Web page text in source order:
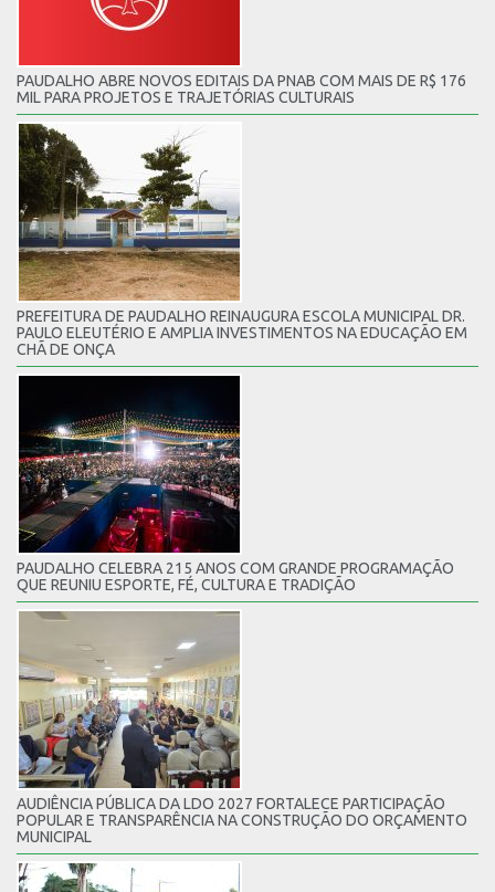
PAUDALHO ABRE NOVOS EDITAIS DA PNAB COM MAIS DE R$ 176
MIL PARA PROJETOS E TRAJETÓRIAS CULTURAIS
PREFEITURA DE PAUDALHO REINAUGURA ESCOLA MUNICIPAL DR.
PAULO ELEUTÉRIO E AMPLIA INVESTIMENTOS NA EDUCAÇÃO EM
CHÃ DE ONÇA
PAUDALHO CELEBRA 215 ANOS COM GRANDE PROGRAMAÇÃO
QUE REUNIU ESPORTE, FÉ, CULTURA E TRADIÇÃO
AUDIÊNCIA PÚBLICA DA LDO 2027 FORTALECE PARTICIPAÇÃO
POPULAR E TRANSPARÊNCIA NA CONSTRUÇÃO DO ORÇAMENTO
MUNICIPAL